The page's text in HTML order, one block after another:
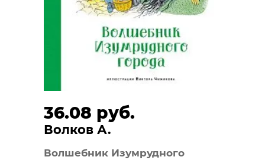
36.08 руб.
Волков А.
Волшебник Изумрудного